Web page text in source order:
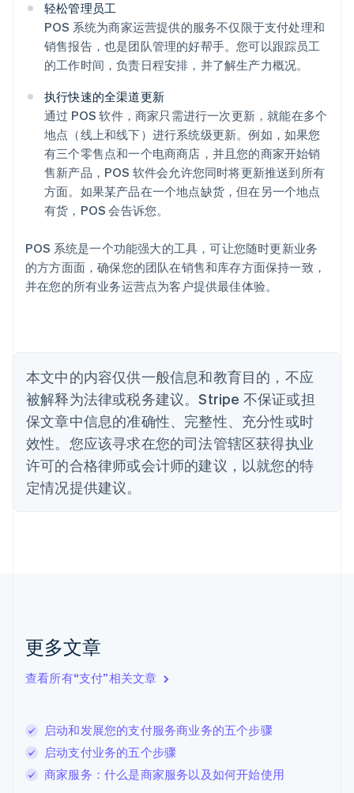
轻松管理员工
POS 系统为商家运营提供的服务不仅限于支付处理和
销售报告，也是团队管理的好帮手。您可以跟踪员工
的工作时间，负责日程安排，并了解生产力概况。
执行快速的全渠道更新
通过 POS 软件，商家只需进行一次更新，就能在多个
地点（线上和线下）进行系统级更新。例如，如果您
有三个零售点和一个电商商店，并且您的商家开始销
售新产品，POS 软件会允许您同时将更新推送到所有
方面。如果某产品在一个地点缺货，但在另一个地点
有货，POS 会告诉您。
POS 系统是一个功能强大的工具，可让您随时更新业务
的方方面面，确保您的团队在销售和库存方面保持一致，
并在您的所有业务运营点为客户提供最佳体验。
本文中的内容仅供一般信息和教育目的，不应
被解释为法律或税务建议。Stripe 不保证或担
保文章中信息的准确性、完整性、充分性或时
效性。您应该寻求在您的司法管辖区获得执业
许可的合格律师或会计师的建议，以就您的特
定情况提供建议。
更多文章
查看所有“支付”相关文章
启动和发展您的支付服务商业务的五个步骤
启动支付业务的五个步骤
商家服务：什么是商家服务以及如何开始使用
阿联酋
English
爱尔兰
English
爱沙尼亚
English
奥地利
DeutschEnglish
澳大利亚
巴西
PortuguêsEnglish
保加利亚
English
丹麦
德国
DeutschEnglish
法国
FrançaisEnglish
芬兰
EnglishSvenska
English
English
卢森堡
罗马尼亚
English